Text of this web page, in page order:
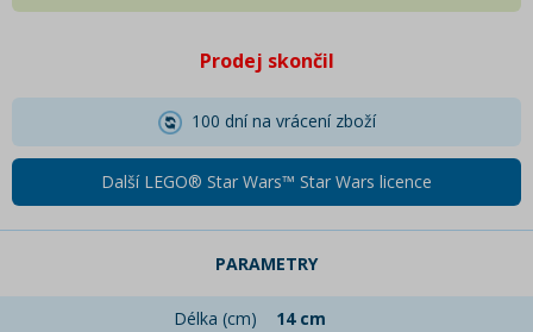
Prodej skončil
100 dní na vrácení zboží
Další LEGO® Star Wars™ Star Wars licence
PARAMETRY
Délka (cm)
14 cm